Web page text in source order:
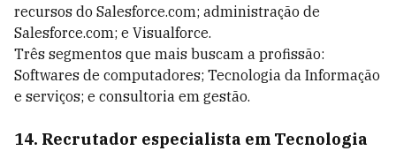
recursos do Salesforce.com; administração de
Salesforce.com; e Visualforce.
Três segmentos que mais buscam a profissão:
Softwares de computadores; Tecnologia da Informação
e serviços; e consultoria em gestão.
14. Recrutador especialista em Tecnologia